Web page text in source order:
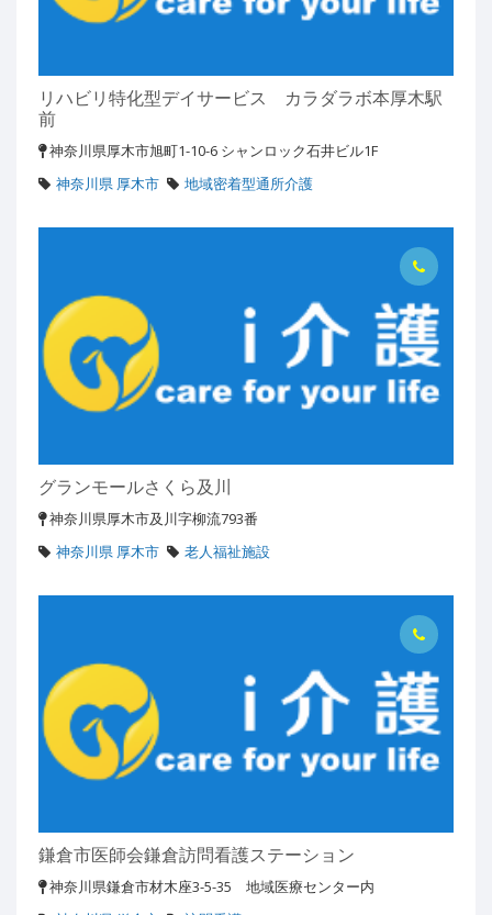
リハビリ特化型デイサービス カラダラボ本厚木駅
前
神奈川県厚木市旭町1-10-6 シャンロック石井ビル1F
神奈川県 厚木市
地域密着型通所介護
グランモールさくら及川
神奈川県厚木市及川字柳流793番
神奈川県 厚木市
老人福祉施設
鎌倉市医師会鎌倉訪問看護ステーション
神奈川県鎌倉市材木座3-5-35 地域医療センター内